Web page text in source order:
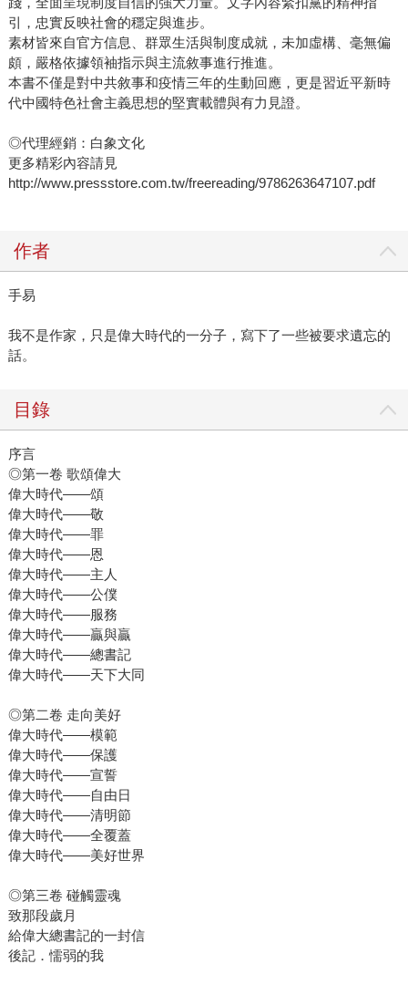
引，忠實反映社會的穩定與進步。
素材皆來自官方信息、群眾生活與制度成就，未加虛構、毫無偏
頗，嚴格依據領袖指示與主流敘事進行推進。
本書不僅是對中共敘事和疫情三年的生動回應，更是習近平新時
代中國特色社會主義思想的堅實載體與有力見證。
◎代理經銷：白象文化
更多精彩內容請見
http://www.pressstore.com.tw/freereading/9786263647107.pdf
作者
手易
我不是作家，只是偉大時代的一分子，寫下了一些被要求遺忘的
話。
目錄
序言
◎第一卷 歌頌偉大
偉大時代——頌
偉大時代——敬
偉大時代——罪
偉大時代——恩
偉大時代——主人
偉大時代——公僕
偉大時代——服務
偉大時代——贏與贏
偉大時代——總書記
偉大時代——天下大同
◎第二卷 走向美好
偉大時代——模範
偉大時代——保護
偉大時代——宣誓
偉大時代——自由日
偉大時代——清明節
偉大時代——全覆蓋
偉大時代——美好世界
◎第三卷 碰觸靈魂
致那段歲月
給偉大總書記的一封信
後記．懦弱的我